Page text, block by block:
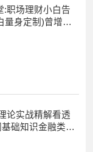
:职场理财小白告
量身定制)曾增小
037600
论实战精解看透
础知识金融类书
与技巧K线趋势